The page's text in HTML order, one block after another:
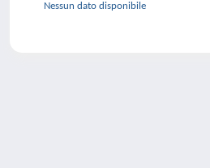
Nessun dato disponibile